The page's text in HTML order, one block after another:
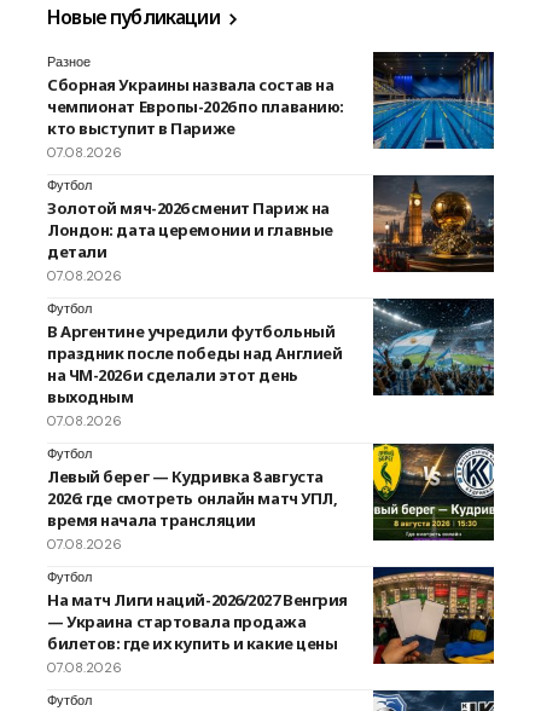
Новые публикации
Разное
Сборная Украины назвала состав на
чемпионат Европы-2026 по плаванию:
кто выступит в Париже
07.08.2026
Футбол
Золотой мяч-2026 сменит Париж на
Лондон: дата церемонии и главные
детали
07.08.2026
Футбол
В Аргентине учредили футбольный
праздник после победы над Англией
на ЧМ-2026 и сделали этот день
выходным
07.08.2026
Футбол
Левый берег — Кудривка 8 августа
2026: где смотреть онлайн матч УПЛ,
время начала трансляции
07.08.2026
Футбол
На матч Лиги наций-2026/2027 Венгрия
— Украина стартовала продажа
билетов: где их купить и какие цены
07.08.2026
Футбол